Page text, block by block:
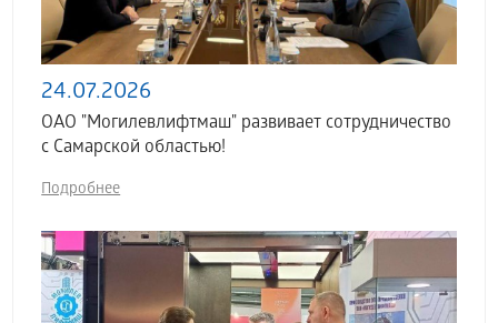
24.07.2026
ОАО "Могилевлифтмаш" развивает сотрудничество
с Самарской областью!
Подробнее